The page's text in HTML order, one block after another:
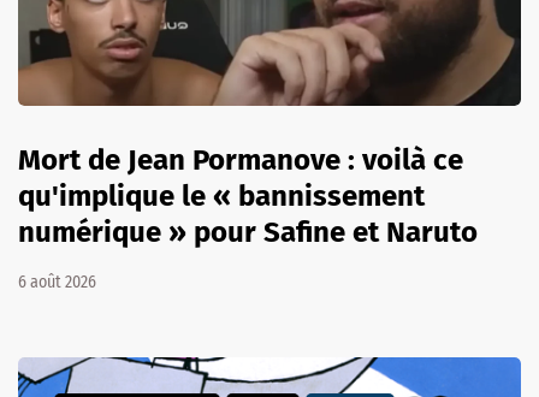
Mort de Jean Pormanove : voilà ce
qu'implique le « bannissement
numérique » pour Safine et Naruto
6 août 2026